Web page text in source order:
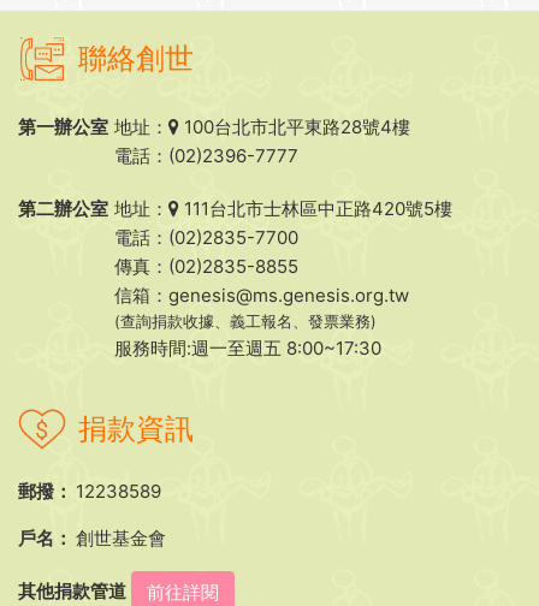
聯絡創世
第一辦公室 地址：
100台北市北平東路28號4樓
電話：(02)2396-7777
第二辦公室 地址：
111台北市士林區中正路420號5樓
電話：(02)2835-7700
傳真：(02)2835-8855
信箱： genesis@ms.genesis.org.tw
(查詢捐款收據、義工報名、發票業務)
服務時間:週一至週五 8:00~17:30
捐款資訊
郵撥： 12238589
戶名： 創世基金會
其他捐款管道 前往詳閱